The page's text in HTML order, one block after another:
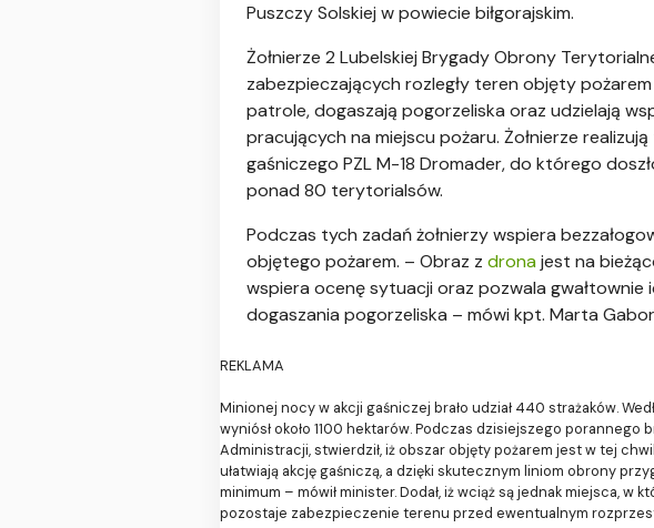
Puszczy Solskiej w powiecie biłgorajskim.
Żołnierze 2 Lubelskiej Brygady Obrony
zabezpieczających rozległy teren objęty
patrole, dogaszają pogorzeliska oraz udzielają
pracujących na miejscu pożaru. Żołnierze
gaśniczego PZL M-18 Dromader, do którego
ponad 80 terytorialsów.
Podczas tych zadań żołnierzy wspiera
objętego pożarem. – Obraz z dronajest na
wspiera ocenę sytuacji oraz pozwala gwałtownie
dogaszania pogorzeliska – mówi kpt. Marta
REKLAMA
Minionej nocy w akcji gaśniczej brało udział 440 strażaków.
wyniósł około 1100 hektarów. Podczas dzisiejszego
Administracji, stwierdził, iż obszar objęty pożarem jest w tej
ułatwiają akcję gaśniczą, a dzięki skutecznym liniom obrony
minimum – mówił minister. Dodał, iż wciąż są jednak miejsca,
pozostaje zabezpieczenie terenu przed ewentualnym